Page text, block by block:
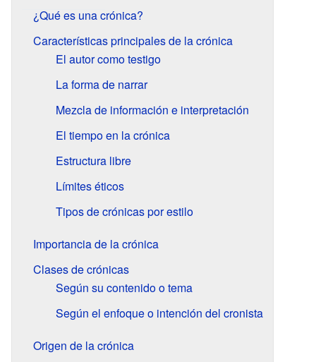
¿Qué es una crónica?
Características principales de la crónica
El autor como testigo
La forma de narrar
Mezcla de información e interpretación
El tiempo en la crónica
Estructura libre
Límites éticos
Tipos de crónicas por estilo
Importancia de la crónica
Clases de crónicas
Según su contenido o tema
Según el enfoque o intención del cronista
Origen de la crónica